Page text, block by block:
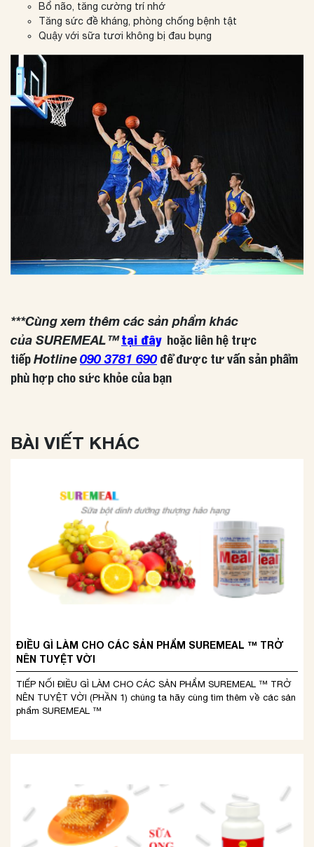
Bổ não, tăng cường trí nhớ
Tăng sức đề kháng, phòng chống bệnh tật
Quậy với sữa tươi không bị đau bụng
***Cùng xem thêm các sản phẩm khác
của SUREMEAL™ tại đâyhoặc liên hệ trực
tiếpHotline090 3781 690 để được tư vấn sản phẩm
phù hợp cho sức khỏe của bạn
BÀI VIẾT KHÁC
ĐIỀU GÌ LÀM CHO CÁC SẢN PHẨM SUREMEAL ™ TRỞ
NÊN TUYỆT VỜI
TIẾP NỐI ĐIỀU GÌ LÀM CHO CÁC SẢN PHẨM SUREMEAL ™ TRỞ
NÊN TUYỆT VỜI (PHẦN 1) chúng ta hãy cùng tìm thêm về các sản
phẩm SUREMEAL ™